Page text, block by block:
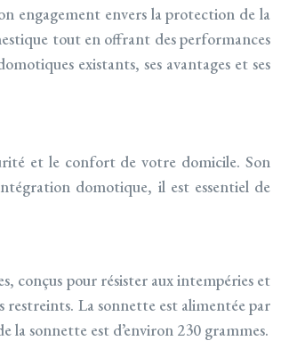
engagement envers la protection de la
tout en offrant des performances
existants, ses avantages et ses
et le confort de votre domicile. Son
domotique, il est essentiel de
conçus pour résister aux intempéries et
restreints. La sonnette est alimentée par
la sonnette est d’environ 230 grammes.